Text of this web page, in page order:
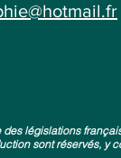
législations
sont réservés,